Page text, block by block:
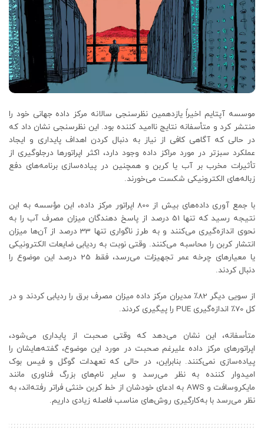
موسسه آپتایم اخیراً یازدهمین نظرسنجی سالانه مرکز داده جهانی خود را
منتشر کرد و متأسفانه نتایج ناامید کننده بود. این نظرسنجی نشان داد که
در حالی که آگاهی کافی از نیاز به دنبال کردن اهداف پایداری و ایجاد
عملکرد سبزتر در مورد مراکز داده وجود دارد، اکثر اپراتورها درجلوگیری از
تأثیرات مخرب بر آب یا کربن و همچنین در پیاده‌سازی برنامه‌های دفع
زباله‌های الکترونیکی شکست می‌خورند.
با جمع آوری داده‌های بیش از 800 اپراتور مرکز داده، این مؤسسه به این
نتیجه رسید که تنها 51 درصد از پاسخ دهندگان میزان مصرف آب را به
نحوی اندازه‌گیری می‌کنند و به طرز ناگواری تنها 33 درصد از آن‌ها میزان
انتشار کربن را محاسبه می‌کنند. وقتی نوبت به ردیابی ضایعات الکترونیکی
یا معیارهای چرخه عمر تجهیزات می‌رسد، فقط 25 درصد این موضوع را
دنبال کردند.
از سویی دیگر 82٪ مدیران مرکز داده میزان مصرف برق را ردیابی کردند و در
کل 70٪ اندازه‌گیری PUE را پیگیری کردند.
متأسفانه، این نشان می‌دهد که وقتی صحبت از پایداری می‌شود،
اپراتورهای مرکز داده علیرغم صحبت در مورد این موضوع، گفته‌هایشان را
پیاده‌سازی نمی‌کنند. بنابراین، در حالی که تعهدات گوگل و فیس بوک
امیدوار کننده به نظر می‌رسد و سایر نام‌های بزرگ فناوری مانند
مایکروسافت و AWS به ادعای خودشان از خط کربن خنثی فراتر رفته‌اند، به
نظر می‌رسد با به‌کارگیری روش‌های مناسب فاصله زیادی داریم.